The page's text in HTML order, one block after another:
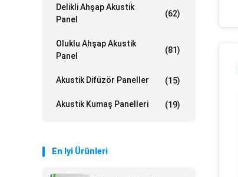
Delikli Ahşap Akustik
Panel
(62)
Oluklu Ahşap Akustik
Panel
(81)
Akustik Difüzör Paneller (15)
Akustik Kumaş Panelleri (19)
En Iyi Ürünleri